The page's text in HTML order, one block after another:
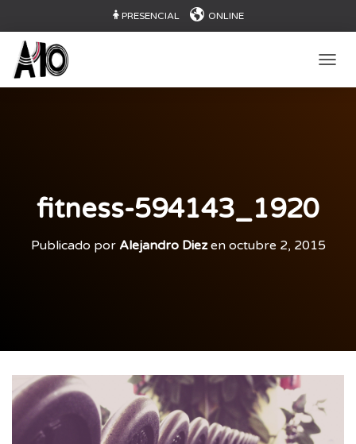
PRESENCIAL ONLINE
fitness-594143_1920
Publicado por Alejandro Diezen octubre 2, 2015